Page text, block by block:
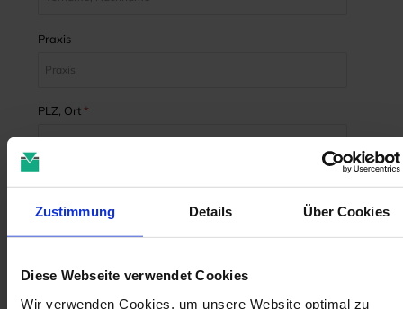
Zustimmung Details Über Cookies
Diese Webseite verwendet Cookies
Wir verwenden Cookies, um unsere Website optimal zu
Praxis
PLZ, Ort *